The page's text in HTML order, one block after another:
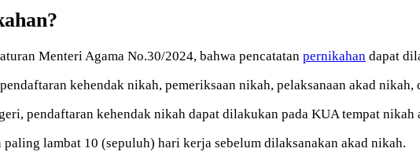
Menteri Agama No.30/2024, bahwa pencatatan pernikahan dapat
kehendak nikah, pemeriksaan nikah, pelaksanaan akad nikah,
pendaftaran kehendak nikah dapat dilakukan pada KUA tempat
lambat 10 (sepuluh) hari kerja sebelum dilaksanakan akad nikah.